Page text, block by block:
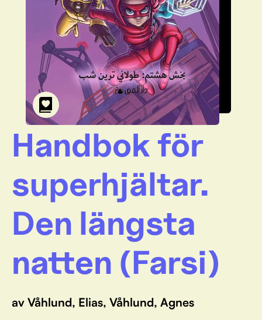
Handbok för
superhjältar.
Den längsta
natten (Farsi)
av Våhlund, Elias, Våhlund, Agnes